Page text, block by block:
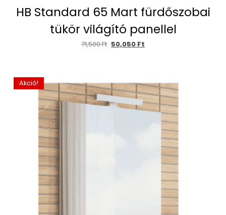
HB Standard 65 Mart fürdőszobai
tükör világító panellel
71,500Ft 50,050 Ft
Akció!